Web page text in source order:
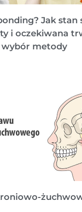
Jak stan
i oczekiwana
wybór metody